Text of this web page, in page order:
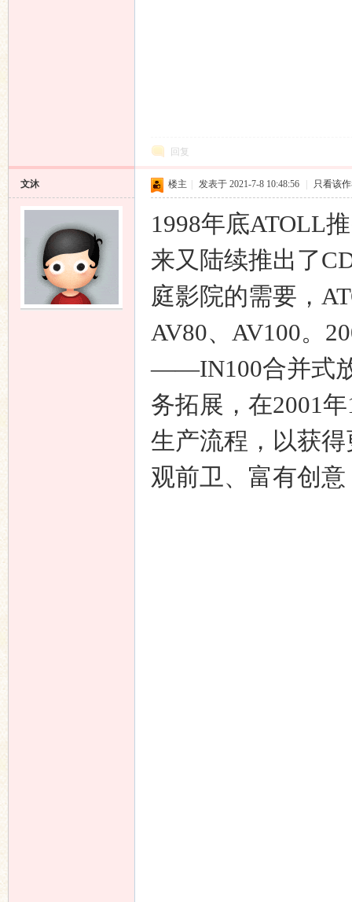
回复
文沐 楼主 发表于 2021-7-8 10:48:56 只看该
1998年底ATOLL
来又陆续推出了
庭影院的需要，
AV80、AV100。
——IN100合并式
务拓展，在2001
生产流程，以获
观前卫、富有创